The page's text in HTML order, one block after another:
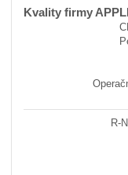
Kvality firmy
R-